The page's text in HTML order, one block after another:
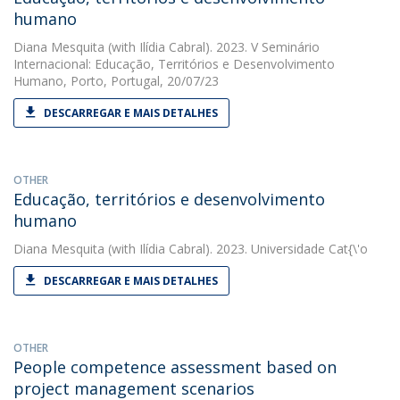
humano
Diana Mesquita (with Ilídia Cabral). 2023. V Seminário
Internacional: Educação, Territórios e Desenvolvimento
Humano, Porto, Portugal, 20/07/23
DESCARREGAR E MAIS DETALHES
OTHER
Educação, territórios e desenvolvimento
humano
Diana Mesquita (with Ilídia Cabral). 2023. Universidade Cat{\'o
DESCARREGAR E MAIS DETALHES
OTHER
People competence assessment based on
project management scenarios